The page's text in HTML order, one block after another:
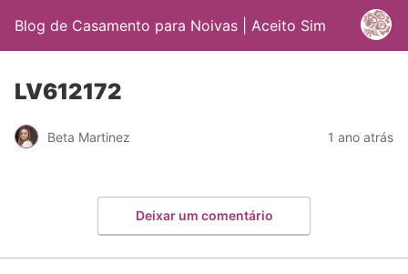
Blog de Casamento para Noivas | Aceito Sim
LV612172
Beta Martinez 1 ano atrás
Deixar um comentário